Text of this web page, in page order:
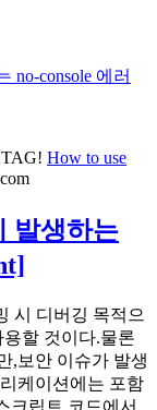
no-console 에러
How to use
발생하는
시 디버깅 목적으
용할 것이다.물론
,보안 이슈가 발생
케이션에는 포함
크립트 코드에서